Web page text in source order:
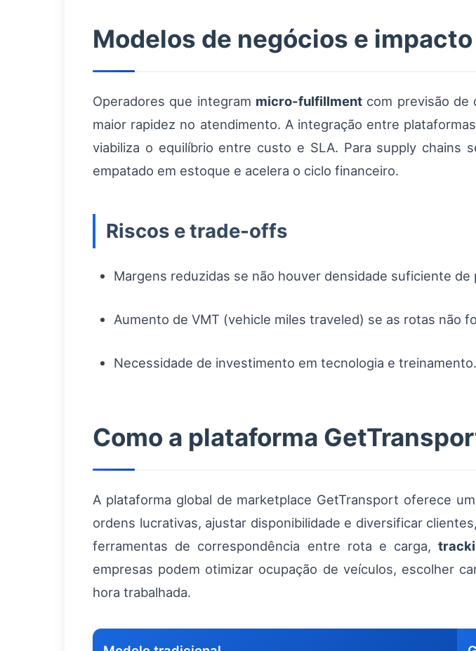
Modelos de negócios e
Operadores que integram micro-fulfillment com previsão de
maior rapidez no atendimento. A integração entre
viabiliza o equilíbrio entre custo e SLA. Para supply chains
empatado em estoque e acelera o ciclo financeiro.
Riscos e trade-offs
Margens reduzidas se não houver densidade suficiente de
Aumento de VMT (vehicle miles traveled) se as rotas não
Necessidade de investimento em tecnologia e treinamento.
Como a plataforma
A plataforma global de marketplace GetTransport oferece
ordens lucrativas, ajustar disponibilidade e diversificar
ferramentas de correspondência entre rota e carga,
empresas podem otimizar ocupação de veículos, escolher
hora trabalhada.